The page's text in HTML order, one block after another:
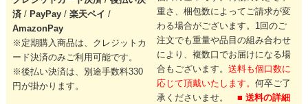
済/ PayPay/ 楽天ペイ /
AmazonPay
※定期購入商品は、クレジットカ
ード決済のみご利用可能です。
※後払い決済は、別途手数料330
円が掛かります。
重さ、梱包数によってご請求が変
わる場合がございます。 1回のご
注文でも重量や品目の組み合わせ
により、複数口でお届けになる場
合もございます。送料も個口数に
応じて頂戴いたします。何卒ご了
承くださいませ。■ 送料の詳細